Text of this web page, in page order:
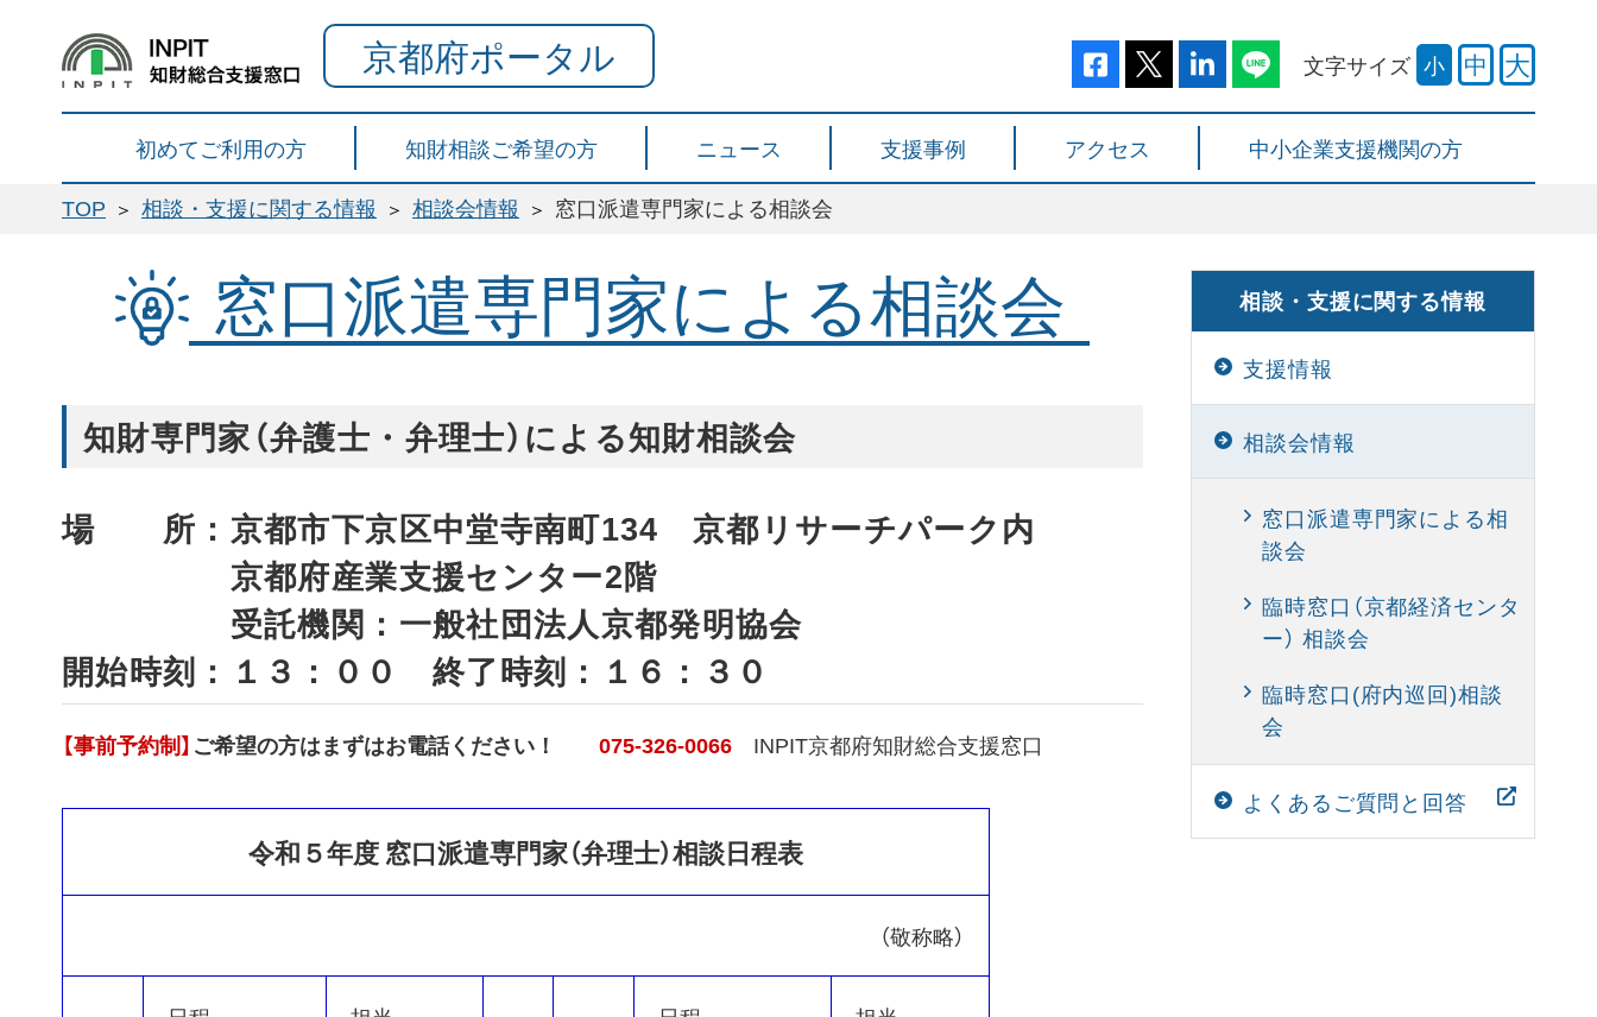
京都府ポータル 文字サイズ 小 中 大
初めてご利用の方 知財相談ご希望の方 ニュース 支援事例 アクセス
中小企業支援機関の方
TOP
相談・支援に関する情報 相談会情報 窓口派遣専門家による相談会
窓口派遣専門家による相談会
知財専門家（弁護士・弁理士）による知財相談会
場 所：京都市下京区中堂寺南町134 京都リサーチパーク内
京都府産業支援センター2階
受託機関：一般社団法人京都発明協会
開始時刻：１３：００ 終了時刻：１６：３０
【事前予約制】ご希望の方はまずはお電話ください！ 075-326-0066 INPIT京都府知財総合支援窓口
令和５年度 窓口派遣専門家（弁理士）相談日程表
（敬称略）
相談・支援に関する情報
支援情報
相談会情報
窓口派遣専門家による相
談会
臨時窓口（京都経済センタ
ー） 相談会
臨時窓口(府内巡回)相談
会
よくあるご質問と回答